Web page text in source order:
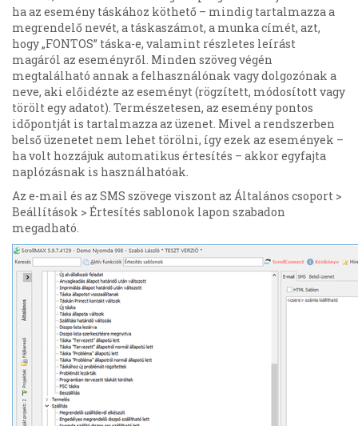
ha az esemény táskához köthető – mindig tartalmazza a
megrendelő nevét, a táskaszámot, a munka címét, azt,
hogy „FONTOS” táska-e, valamint részletes leírást
magáról az eseményről. Minden szöveg végén
megtalálható annak a felhasználónak vagy dolgozónak a
neve, aki előidézte az eseményt (rögzített, módosított vagy
törölt egy adatot). Természetesen, az esemény pontos
időpontját is tartalmazza az üzenet. Mivel a rendszerben
belső üzenetet nem lehet törölni, így ezek az események –
ha volt hozzájuk automatikus értesítés – akkor egyfajta
naplózásnak is használhatóak.
Az e-mail és az SMS szövege viszont az Általános csoport >
Beállítások > Értesítés sablonok lapon szabadon
megadható.